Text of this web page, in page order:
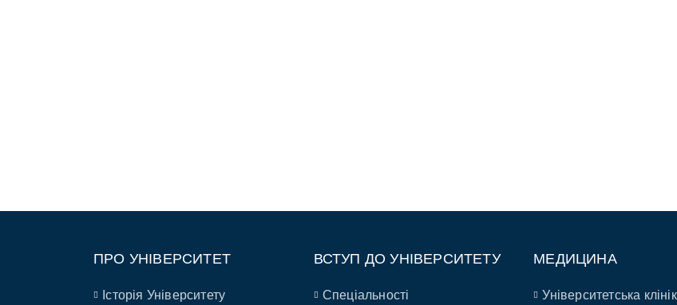
ПРО УНІВЕРСИТЕТ
Історія Університету
ВСТУП ДО УНІВЕРСИТЕТУ
Спеціальності
МЕДИЦИНА
Університетська